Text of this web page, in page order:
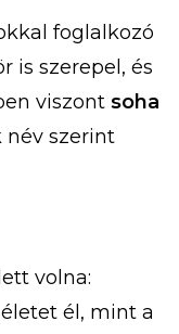
foglalkozó
is szerepel, és
viszont soha
név szerint
volna:
él, mint a